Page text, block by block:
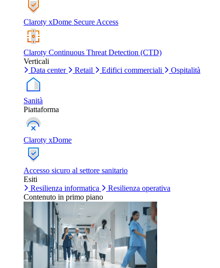
Claroty xDome Secure Access
Claroty Continuous Threat Detection (CTD)
Verticali
Data center
Retail Edifici commerciali Ospitalità
Sanità
Piattaforma
Claroty xDome
Accesso sicuro al settore sanitario
Esiti
Resilienza informatica
Resilienza operativa
Contenuto in primo piano